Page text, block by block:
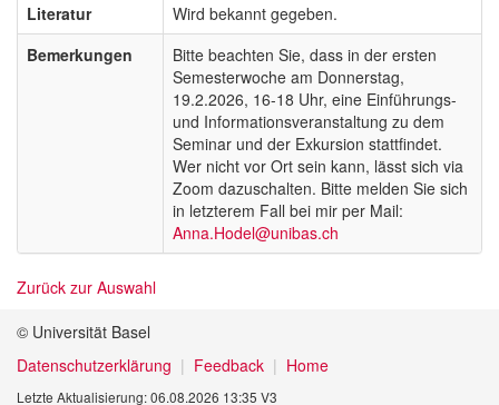
Literatur
Wird bekannt gegeben.
Bemerkungen
Bitte beachten Sie, dass in der ersten
Semesterwoche am Donnerstag,
19.2.2026, 16-18 Uhr, eine Einführungs-
und Informationsveranstaltung zu dem
Seminar und der Exkursion stattfindet.
Wer nicht vor Ort sein kann, lässt sich via
Zoom dazuschalten. Bitte melden Sie sich
in letzterem Fall bei mir per Mail:
Anna.Hodel@unibas.ch
Zurück zur Auswahl
© Universität Basel
Datenschutzerklärung
Feedback Home
Letzte Aktualisierung: 06.08.2026 13:35 V3